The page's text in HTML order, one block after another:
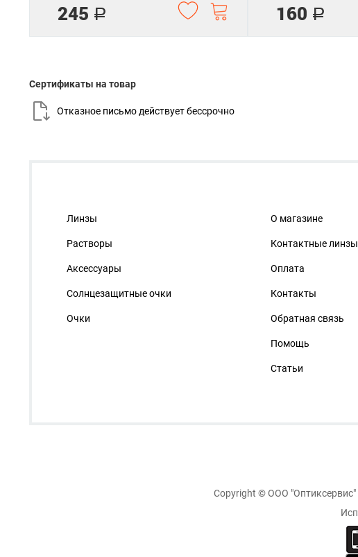
245 Р 160 Р
Сертификаты на товар
Отказное письмо действуетбессрочно
Линзы
Растворы
Аксессуары
Солнцезащитные очки
Очки
О магазине
Контактные
Оплата
Контакты
Обратная связь
Помощь
Статьи
Copyright ©ООО "Оптиксервис"